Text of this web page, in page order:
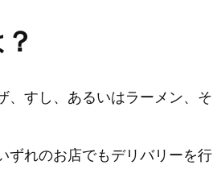
、すし、あるいはラーメン、そ
ずれのお店でもデリバリーを行